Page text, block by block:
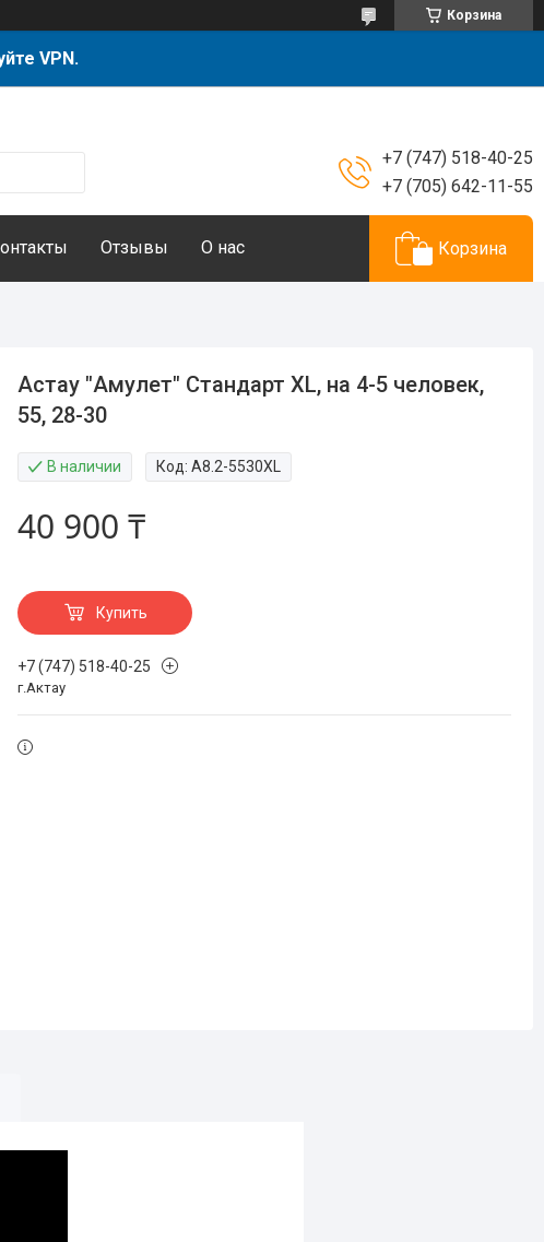
Корзина
VPN.
+7 (747) 518-40-25
+7 (705) 642-11-55
Отзывы О нас Корзина
Астау "Амулет" Стандарт XL, на 4-5 человек,
55, 28-30
В наличии Код:А8.2-5530XL
40 900 ₸
Купить
+7 (747) 518-40-25
г.Актау